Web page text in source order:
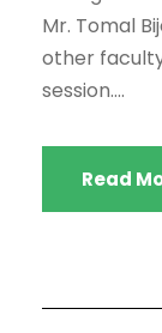
Mr. Tomal
other
session....
Read